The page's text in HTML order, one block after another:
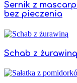
Sernik z
bez pieczenia
Schab z żurawiną